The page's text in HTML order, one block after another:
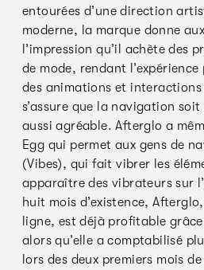
entourées d’une direction
moderne, la marque donne
l’impression qu’il achète des
de mode, rendant
des animations et interactions
s’assure que la navigation
aussi agréable. Afterglo a
Egg qui permet aux gens de
(Vibes), qui fait vibrer les
apparaître des vibrateurs sur
huit mois d’existence,
ligne, est déjà profitable
alors qu’elle a comptabilisé
lors des deux premiers mois